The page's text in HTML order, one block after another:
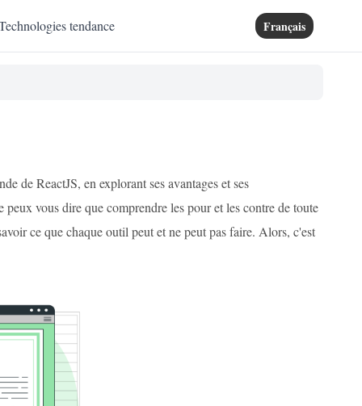
tendance Français
de ReactJS, en explorant ses avantages et ses
vous dire que comprendre les pour et les contre de toute
ce que chaque outil peut et ne peut pas faire. Alors, c'est